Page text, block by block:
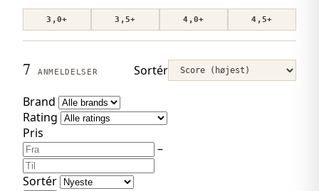
3,0+ 3,5+ 4,0+ 4,5+
7 ANMELDELSER
Sortér
Brand
Rating
Pris
–
Sortér